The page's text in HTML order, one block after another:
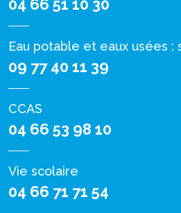
04 66 51 10 30
Eau potable et eaux usées :
09 77 40 11 39
CCAS
04 66 53 98 10
Vie scolaire
04 66 71 71 54